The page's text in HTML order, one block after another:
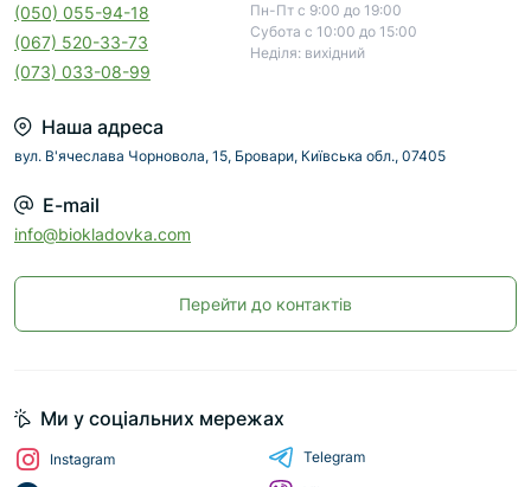
(050) 055-94-18
(067) 520-33-73
(073) 033-08-99
Пн-Пт с 9:00 до 19:00
Субота с 10:00 до 15:00
Неділя: вихідний
Наша адреса
вул. В'ячеслава Чорновола, 15, Бровари, Київська обл., 07405
E-mail
info@biokladovka.com
Перейти до контактів
Ми у соціальних мережах
Instagram
Telegram